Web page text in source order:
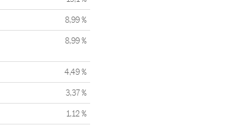
8,99 %
8,99 %
4,49 %
3,37 %
1,12 %